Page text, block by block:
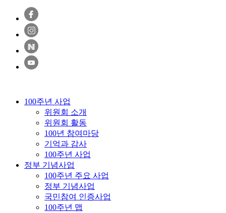
100주년 사업
위원회 소개
위원회 활동
100년 참여마당
기억과 감사
100주년 사업
정부 기념사업
100주년 주요 사업
정부 기념사업
국민참여 인증사업
100주년 맵